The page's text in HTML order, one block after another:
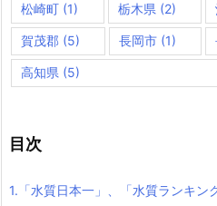
松崎町 (1) 栃木県 (2)
賀茂郡 (5) 長岡市 (1)
高知県 (5)
目次
1. 「水質日本一」、「水質ランキン